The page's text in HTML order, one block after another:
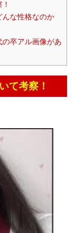
な性格なのか
卒アル画像があ
て考察！